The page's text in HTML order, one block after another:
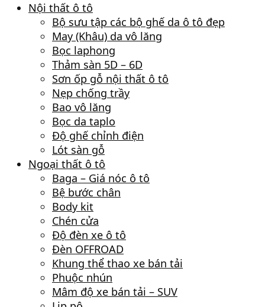
Nội thất ô tô
Bộ sưu tập các bộ ghế da ô tô đẹp
May (Khâu) da vô lăng
Bọc laphong
Thảm sàn 5D – 6D
Sơn ốp gỗ nội thất ô tô
Nẹp chống trầy
Bao vô lăng
Bọc da taplo
Độ ghế chỉnh điện
Lót sàn gỗ
Ngoại thất ô tô
Baga – Giá nóc ô tô
Bệ bước chân
Body kit
Chén cửa
Độ đèn xe ô tô
Đèn OFFROAD
Khung thể thao xe bán tải
Phuộc nhún
Mâm độ xe bán tải – SUV